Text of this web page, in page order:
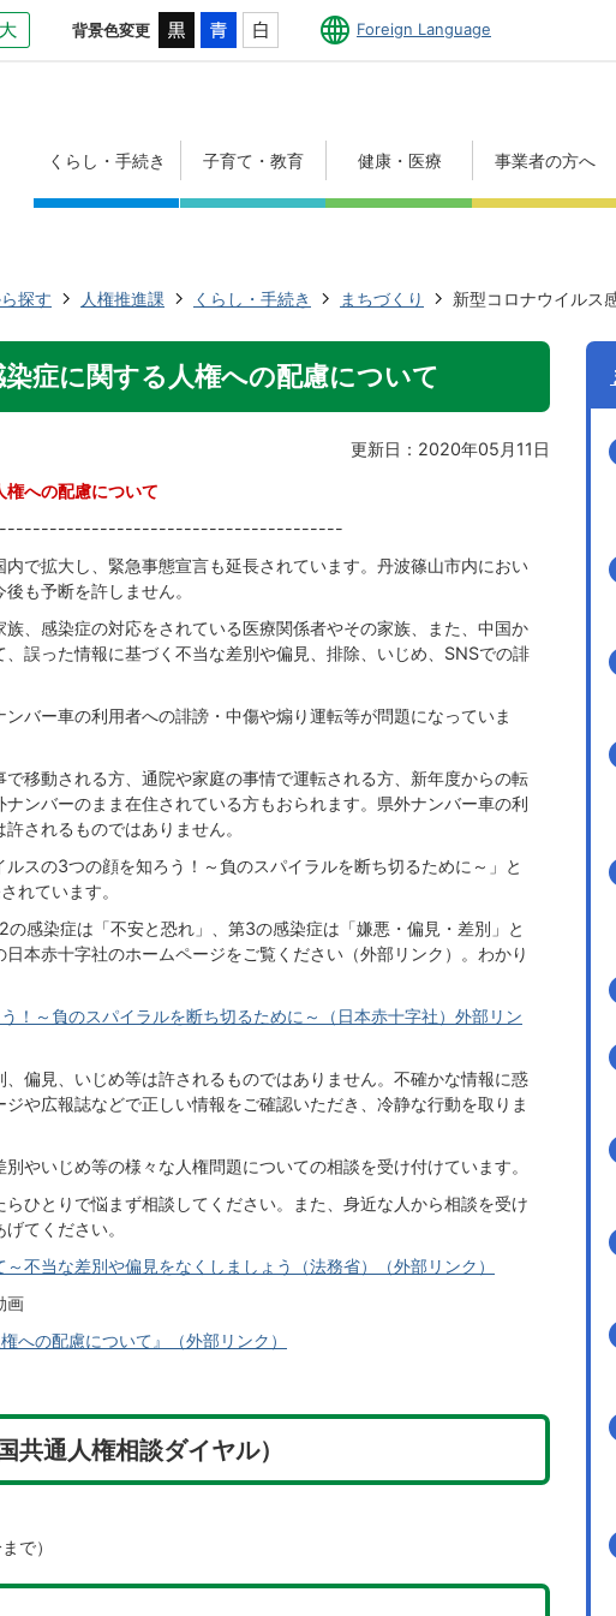
背景色変更 Foreign Language
くらし・手続き 子育て・教育 健康・医療 事業者の方へ
探す 人権推進課 くらし・手続き まちづくり 新型コロナウイルス
症に関する人権への配慮について
更新日：2020年05月11日
権への配慮について
で拡大し、緊急事態宣言も延長されています。丹波篠山市内におい
も予断を許しません。
、感染症の対応をされている医療関係者やその家族、また、中国か
誤った情報に基づく不当な差別や偏見、排除、いじめ、SNSでの誹
バー車の利用者への誹謗・中傷や煽り運転等が問題になっていま
移動される方、通院や家庭の事情で運転される方、新年度からの転
ンバーのまま在住されている方もおられます。県外ナンバー車の利
されるものではありません。
スの3つの顔を知ろう！～負のスパイラルを断ち切るために～」と
れています。
感染症は「不安と恐れ」、第3の感染症は「嫌悪・偏見・差別」と
本赤十字社のホームページをご覧ください（外部リンク）。わかり
！～負のスパイラルを断ち切るために～（日本赤十字社）外部リン
偏見、いじめ等は許されるものではありません。不確かな情報に惑
や広報誌などで正しい情報をご確認いただき、冷静な行動を取りま
やいじめ等の様々な人権問題についての相談を受け付けています。
ひとりで悩まず相談してください。また、身近な人から相談を受け
てください。
不当な差別や偏見をなくしましょう（法務省）（外部リンク）
画
への配慮について』（外部リンク）
共通人権相談ダイヤル）
で）